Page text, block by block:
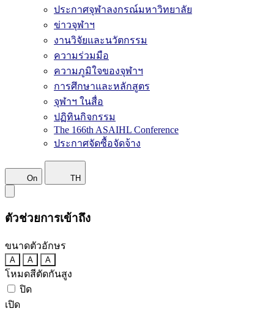
ประกาศจุฬาลงกรณ์มหาวิทยาลัย
ข่าวจุฬาฯ
งานวิจัยและนวัตกรรม
ความร่วมมือ
ความภูมิใจของจุฬาฯ
การศึกษาและหลักสูตร
จุฬาฯ ในสื่อ
ปฏิทินกิจกรรม
The 166th ASAIHL Conference
ประกาศจัดซื้อจัดจ้าง
On TH
ตัวช่วยการเข้าถึง
ขนาดตัวอักษร
A A A
โหมดสีตัดกันสูง
ปิด
เปิด